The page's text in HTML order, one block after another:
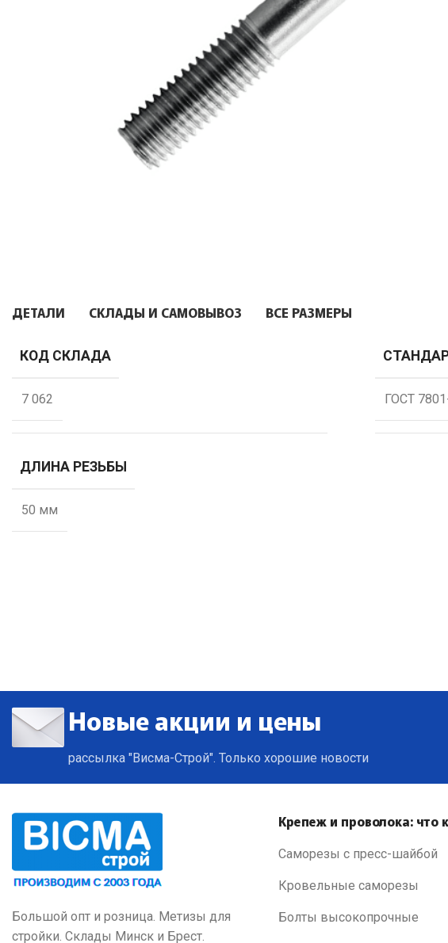
ДЕТАЛИ СКЛАДЫ И САМОВЫВОЗ ВСЕ РАЗМЕРЫ
КОД СКЛАДА
7 062 ГОСТ
ДЛИНА РЕЗЬБЫ
50 мм
Новые акции и цены
рассылка "Висма-Строй". Только хорошие новости
Большой опт и розница. Метизы для
стройки. Склады Минск и Брест.
Крепеж и проволока: что
Саморезы с пресс-шайбой
Кровельные саморезы
Болты высокопрочные